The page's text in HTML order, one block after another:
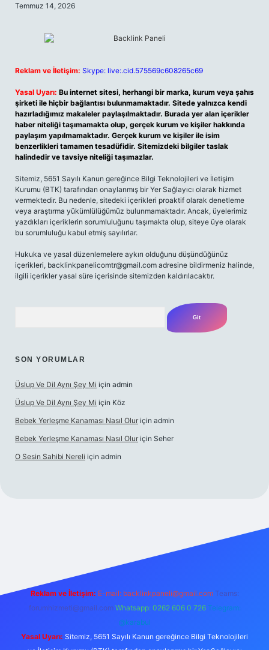
Temmuz 14, 2026
Reklam ve İletişim: Skype: live:.cid.575569c608265c69
Yasal Uyarı: Bu internet sitesi, herhangi bir marka, kurum veya şahıs
şirketi ile hiçbir bağlantısı bulunmamaktadır. Sitede yalnızca kendi
hazırladığımız makaleler paylaşılmaktadır. Burada yer alan içerikler
haber niteliği taşımamakta olup, gerçek kurum ve kişiler hakkında
paylaşım yapılmamaktadır. Gerçek kurum ve kişiler ile isim
benzerlikleri tamamen tesadüfidir. Sitemizdeki bilgiler taslak
halindedir ve tavsiye niteliği taşımazlar.
Sitemiz, 5651 Sayılı Kanun gereğince Bilgi Teknolojileri ve İletişim
Kurumu (BTK) tarafından onaylanmış bir Yer Sağlayıcı olarak hizmet
vermektedir. Bu nedenle, sitedeki içerikleri proaktif olarak denetleme
veya araştırma yükümlülüğümüz bulunmamaktadır. Ancak, üyelerimiz
yazdıkları içeriklerin sorumluluğunu taşımakta olup, siteye üye olarak
bu sorumluluğu kabul etmiş sayılırlar.
Hukuka ve yasal düzenlemelere aykırı olduğunu düşündüğünüz
içerikleri, backlinkpanelicomtr@gmail.com adresine bildirmeniz halinde,
ilgili içerikler yasal süre içerisinde sitemizden kaldırılacaktır.
SON YORUMLAR
Üslup Ve Dil Aynı Şey Mi için admin
Üslup Ve Dil Aynı Şey Mi için Köz
Bebek Yerleşme Kanaması Nasıl Olur için admin
Bebek Yerleşme Kanaması Nasıl Olur için Seher
O Sesin Sahibi Nereli için admin
Reklam ve İletişim: E-mail: backlinkpaneli@gmail.com Teams:
forumhizmeti@gmail.com Whatsapp: 0262 606 0 726 Telegram:
@karabul
Yasal Uyarı: Sitemiz, 5651 Sayılı Kanun gereğince Bilgi Teknolojileri